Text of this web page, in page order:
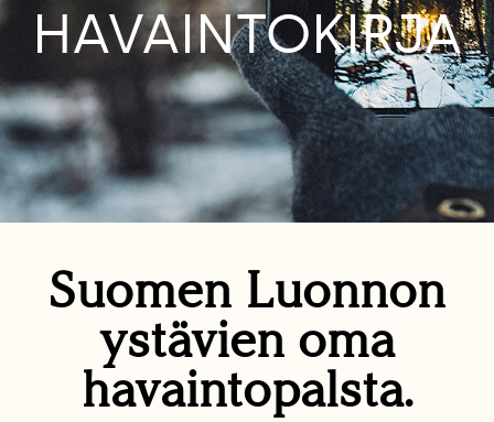
HAVAINTOKIRJA
Suomen Luonnon
ystävien oma
havaintopalsta.